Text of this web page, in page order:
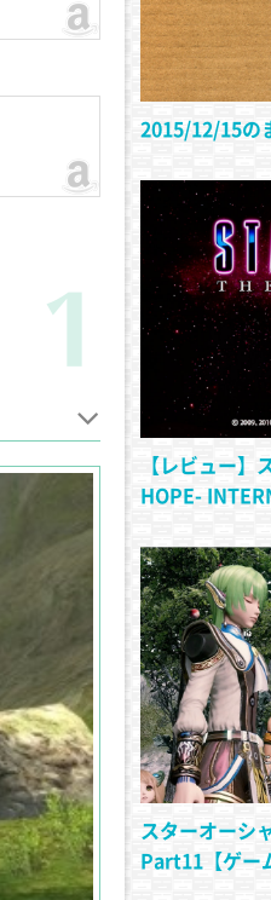
2015/12/15の
【レビュー
HOPE-
スターオーシ
Part11【ゲー